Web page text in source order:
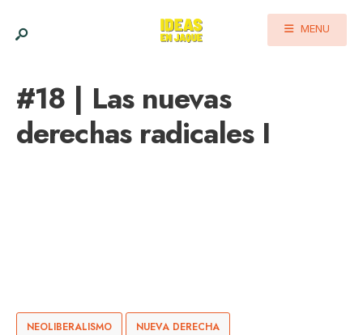
MENU
#18 | Las nuevas
derechas radicales I
NEOLIBERALISMO NUEVA DERECHA